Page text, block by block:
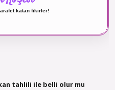
katan fikirler!
tahlili ile belli olur mu